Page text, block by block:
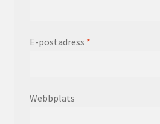
E-postadress *
Webbplats